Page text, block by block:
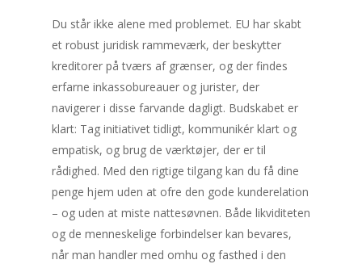
Du står ikke alene med problemet. EU har skabt
et robust juridisk rammeværk, der beskytter
kreditorer på tværs af grænser, og der findes
erfarne inkassobureauer og jurister, der
navigerer i disse farvande dagligt. Budskabet er
klart: Tag initiativet tidligt, kommunikér klart og
empatisk, og brug de værktøjer, der er til
rådighed. Med den rigtige tilgang kan du få dine
penge hjem uden at ofre den gode kunderelation
– og uden at miste nattesøvnen. Både likviditeten
og de menneskelige forbindelser kan bevares,
når man handler med omhu og fasthed i den